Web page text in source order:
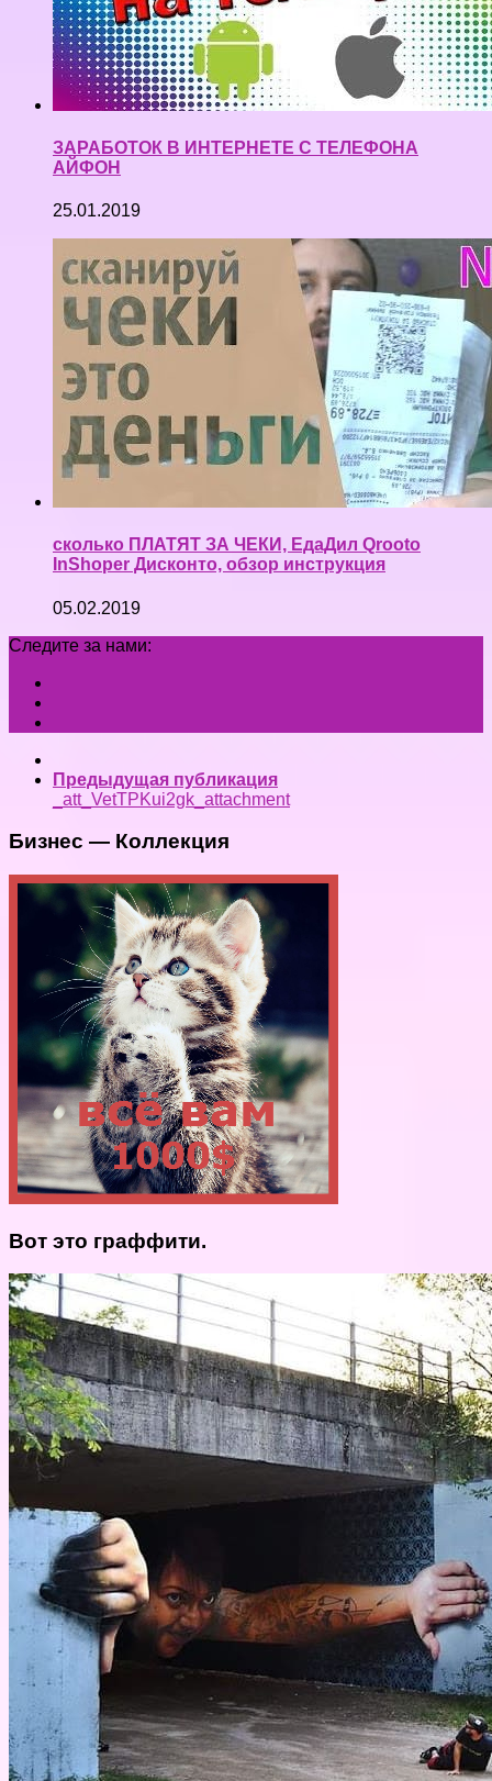
ЗАРАБОТОК В ИНТЕРНЕТЕ С ТЕЛЕФОНА
АЙФОН
25.01.2019
сколько ПЛАТЯТ ЗА ЧЕКИ, ЕдаДил Qrooto
InShoper Дисконто, обзор инструкция
05.02.2019
Следите за нами:
Предыдущая публикация
_att_VetTPKui2gk_attachment
Бизнес — Коллекция
Вот это граффити.